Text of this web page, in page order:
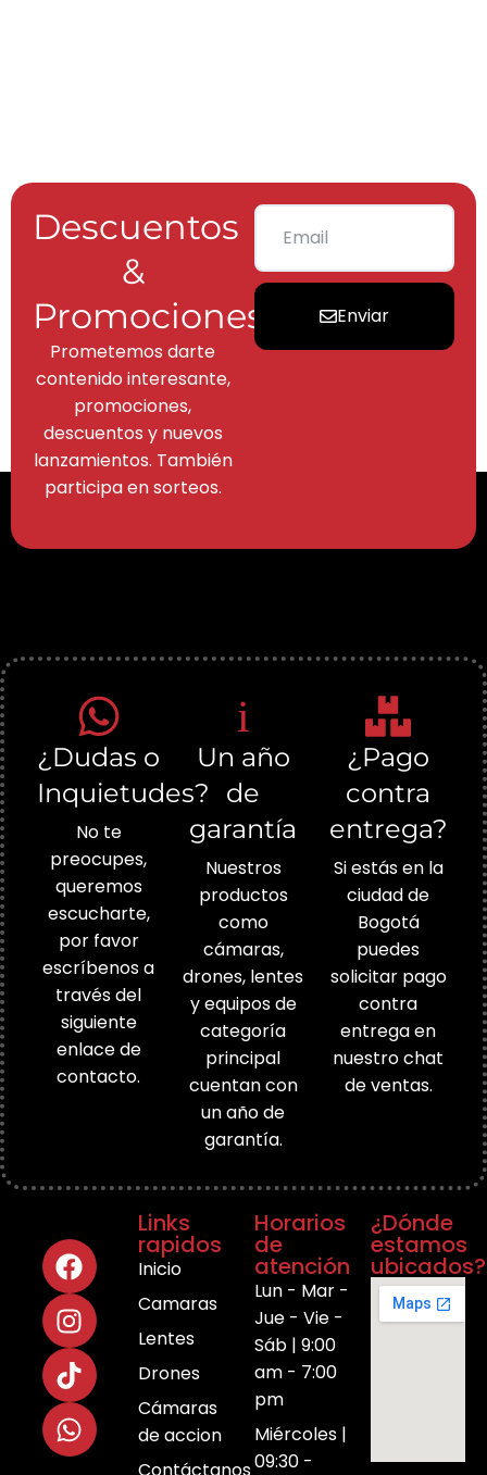
Descuentos
&
Promociones
Prometemos darte
contenido interesante,
promociones,
descuentos y nuevos
lanzamientos. También
participa en sorteos.
Enviar
¿Dudas o
Inquietudes?
No te
preocupes,
queremos
escucharte,
por favor
escríbenos a
través del
siguiente
enlace de
contacto.
Un año
de
garantía
Nuestros
productos
como
cámaras,
drones, lentes
y equipos de
categoría
principal
cuentan con
un año de
garantía.
¿Pago
contra
entrega?
Si estás en la
ciudad de
Bogotá
puedes
solicitar pago
contra
entrega en
nuestro chat
de ventas.
Links
rapidos
Inicio
Camaras
Lentes
Drones
Cámaras
de accion
Horarios
de
atención
Lun - Mar -
Jue - Vie -
Sáb | 9:00
am - 7:00
pm
Miércoles |
09:30 -
¿Dónde
estamos
ubicados?